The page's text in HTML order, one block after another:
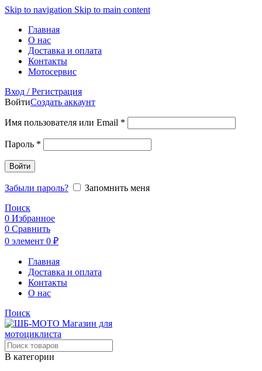
Skip to navigation Skip to main content
Главная
О нас
Доставка и оплата
Контакты
Мотосервис
Вход / Регистрация
ВойтиСоздать аккаунт
Имя пользователя или Email *
Пароль *
Войти
Забыли пароль?
Запомнить меня
Поиск
0 Избранное
0 Сравнить
0 элемент 0 ₽
Главная
Доставка и оплата
Контакты
О нас
Поиск
В категории